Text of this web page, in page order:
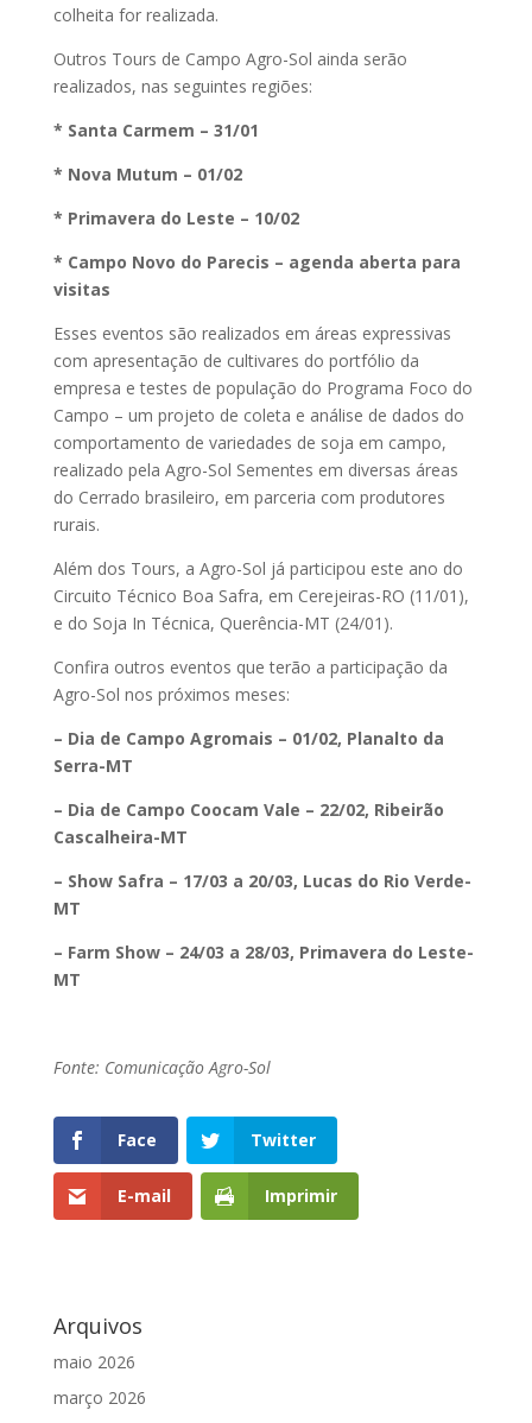
colheita for realizada.
Outros Tours de Campo Agro-Sol ainda serão
realizados, nas seguintes regiões:
* Santa Carmem – 31/01
* Nova Mutum – 01/02
* Primavera do Leste – 10/02
* Campo Novo do Parecis – agenda aberta para
visitas
Esses eventos são realizados em áreas expressivas
com apresentação de cultivares do portfólio da
empresa e testes de população do Programa Foco do
Campo – um projeto de coleta e análise de dados do
comportamento de variedades de soja em campo,
realizado pela Agro-Sol Sementes em diversas áreas
do Cerrado brasileiro, em parceria com produtores
rurais.
Além dos Tours, a Agro-Sol já participou este ano do
Circuito Técnico Boa Safra, em Cerejeiras-RO (11/01),
e do Soja In Técnica, Querência-MT (24/01).
Confira outros eventos que terão a participação da
Agro-Sol nos próximos meses:
– Dia de Campo Agromais – 01/02, Planalto da
Serra-MT
– Dia de Campo Coocam Vale – 22/02, Ribeirão
Cascalheira-MT
– Show Safra – 17/03 a 20/03, Lucas do Rio Verde-
MT
– Farm Show – 24/03 a 28/03, Primavera do Leste-
MT
Fonte: Comunicação Agro-Sol
Face Twitter
E-mail Imprimir
Arquivos
maio 2026
março 2026